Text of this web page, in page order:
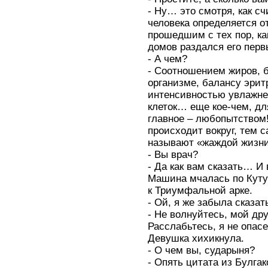
- Ну… это смотря, как
человека определяется
прошедшим с тех пор,
домов раздался его
- А чем?
- Соотношением жиров,
организме, балансу
интенсивностью
клеток… еще кое-чем,
главное –
происходит вокруг, тем
называют «жаждой
- Вы врач?
- Да как вам сказать… И
Машина мчалась по
к Триумфальной арке.
- Ой, я же забыла
- Не волнуйтесь, мой
Расслабьтесь, я не
Девушка хихикнула.
- О чем вы, сударыня?
- Опять цитата из